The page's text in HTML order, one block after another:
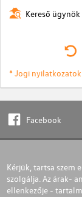
Kereső
* Jogi
Facebook
Kérjük, tartsa szem
szolgálja. Az árak-
ellenkezője -